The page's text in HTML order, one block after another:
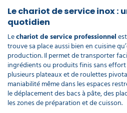
Le chariot de service inox :
quotidien
Lechariot de service professionnel
trouve sa place aussi bien en cuisine
production. Il permet de transporter
ingrédients ou produits finis sans
plusieurs plateaux et de roulettes
maniabilité même dans les espaces
le déplacement des bacs à pâte, des
les zones de préparation et de cuisson.